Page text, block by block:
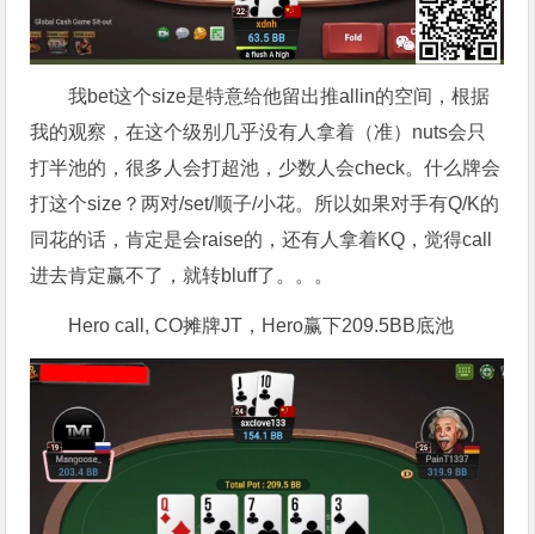
我bet这个size是特意给他留出推allin的空间，根据
我的观察，在这个级别几乎没有人拿着（准）nuts会只
打半池的，很多人会打超池，少数人会check。什么牌会
打这个size？两对/set/顺子/小花。所以如果对手有Q/K的
同花的话，肯定是会raise的，还有人拿着KQ，觉得call
进去肯定赢不了，就转bluff了。。。
Hero call, CO摊牌JT，Hero赢下209.5BB底池